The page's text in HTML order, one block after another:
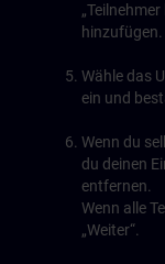
hinzufügen.
Wähle das
ein und
Wenn du
du deinen
entfernen.
Wenn alle
„Weiter“.